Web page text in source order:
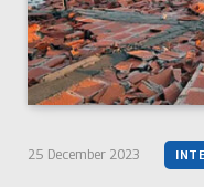
25 December 2023